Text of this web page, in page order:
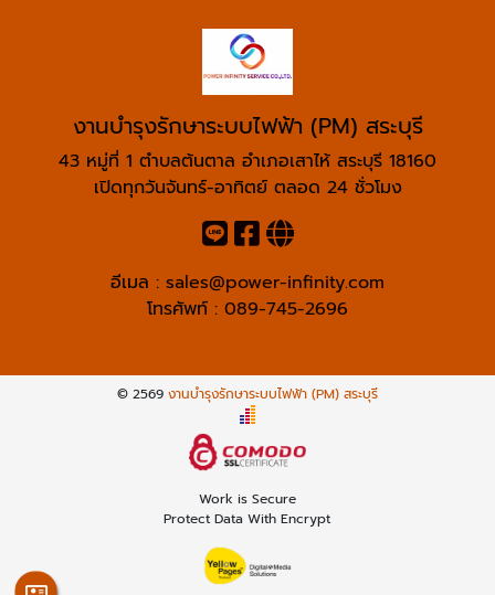
งานบำรุงรักษาระบบไฟฟ้า (PM) สระบุรี
43 หมู่ที่ 1 ตำบลต้นตาล อำเภอเสาไห้ สระบุรี 18160
เปิดทุกวันจันทร์-อาทิตย์ ตลอด 24 ชั่วโมง
อีเมล : sales@power-infinity.com
โทรศัพท์ : 089-745-2696
© 2569 งานบำรุงรักษาระบบไฟฟ้า (PM) สระบุรี
Work is Secure
Protect Data With Encrypt